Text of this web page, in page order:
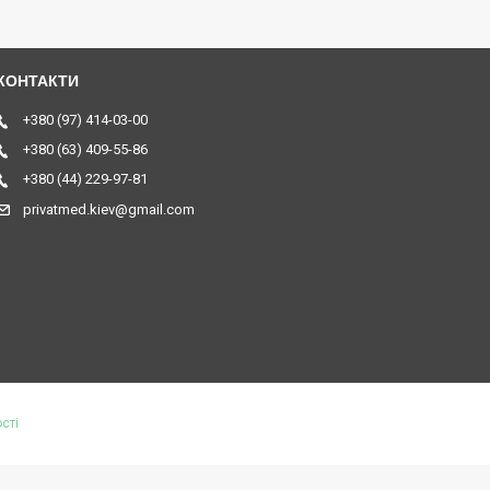
+380 (97) 414-03-00
+380 (63) 409-55-86
+380 (44) 229-97-81
privatmed.kiev@gmail.com